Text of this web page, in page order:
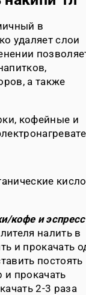
в
удаляет слои
а также
кофейные и
кофе и
налить в
и прокачать
постоять
прокачать
2-3 раза